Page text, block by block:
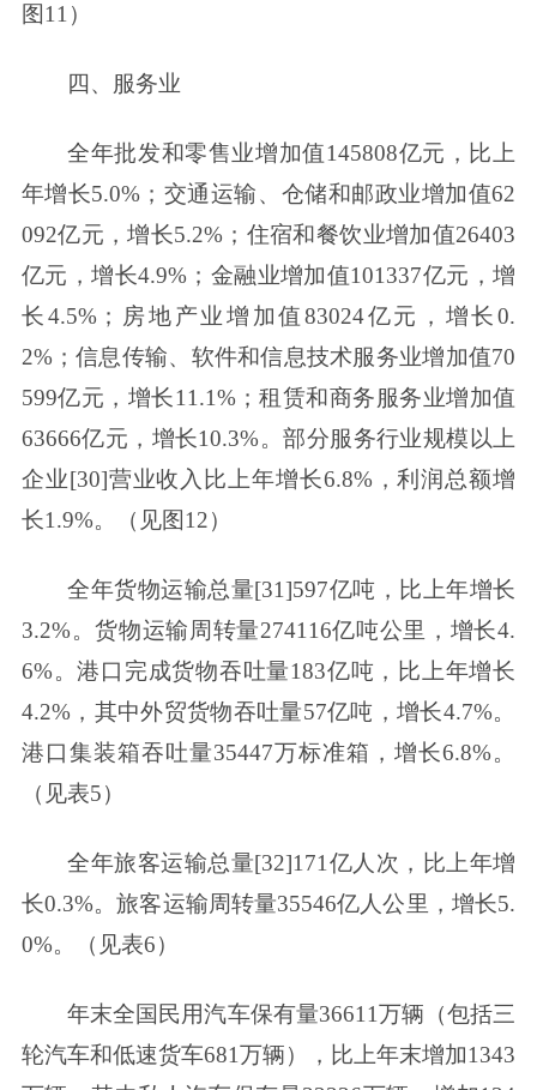
图11）
四、服务业
全年批发和零售业增加值145808亿元，比上
年增长5.0%；交通运输、仓储和邮政业增加值62
092亿元，增长5.2%；住宿和餐饮业增加值26403
亿元，增长4.9%；金融业增加值101337亿元，增
长4.5%；房地产业增加值83024亿元，增长0.
2%；信息传输、软件和信息技术服务业增加值70
599亿元，增长11.1%；租赁和商务服务业增加值
63666亿元，增长10.3%。部分服务行业规模以上
企业[30]营业收入比上年增长6.8%，利润总额增
长1.9%。（见图12）
全年货物运输总量[31]597亿吨，比上年增长
3.2%。货物运输周转量274116亿吨公里，增长4.
6%。港口完成货物吞吐量183亿吨，比上年增长
4.2%，其中外贸货物吞吐量57亿吨，增长4.7%。
港口集装箱吞吐量35447万标准箱，增长6.8%。
（见表5）
全年旅客运输总量[32]171亿人次，比上年增
长0.3%。旅客运输周转量35546亿人公里，增长5.
0%。（见表6）
年末全国民用汽车保有量36611万辆（包括三
轮汽车和低速货车681万辆），比上年末增加1343